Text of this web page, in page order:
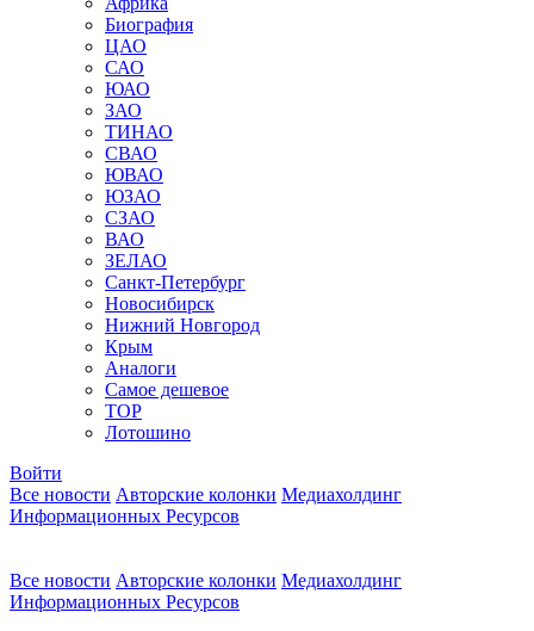
Биография
ЦАО
САО
ЮАО
ЗАО
ТИНАО
СВАО
ЮВАО
ЮЗАО
СЗАО
ВАО
ЗЕЛАО
Санкт-Петербург
Новосибирск
Нижний Новгород
Крым
Аналоги
Самое дешевое
TOP
Лотошино
Войти
Все новости Авторские колонки Медиахолдинг
Информационных Ресурсов
Все новости Авторские колонки Медиахолдинг
Информационных Ресурсов